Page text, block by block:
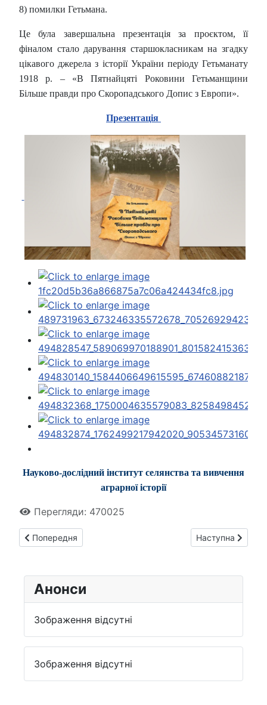
8) помилки Гетьмана.
Це була завершальна презентація за проєктом, її
фіналом стало дарування старшокласникам на згадку
цікавого джерела з історії України періоду Гетьманату
1918 р. – «В Пятнайцяті Роковини Гетьманщини
Більше правди про Скоропадського Допис з Европи».
Презентація
Науково-дослідний інститут селянства та вивчення
аграрної історії
Перегляди: 470025
Попередня стаття: Запрошуємо на зустріч із вчителями
Попередня Наступна
Наступна
Анонси
Зображення відсутні
Зображення відсутні